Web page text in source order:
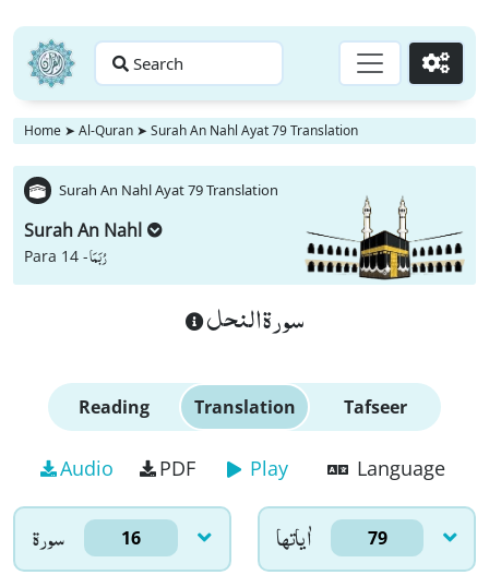
Search Go
Home ➤ Al-Quran ➤ Surah An Nahl Ayat 79 Translation
Surah An Nahl Ayat 79 Translation
Surah An Nahl
Para 14 -رُبَمَا
سورة النحل
Reading Translation Tafseer
Audio PDF Play Language
سورۃ 16 اٰياتها 79